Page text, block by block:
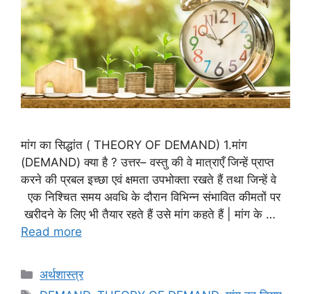
मांग का सिद्धांत ( THEORY OF DEMAND) 1.मांग
(DEMAND) क्या है ? उत्तर– वस्तु की वे मात्राएँ जिन्हें प्राप्त
करने की प्रबल इच्छा एवं क्षमता उपभोक्ता रखते हैं तथा जिन्हें वे
एक निश्चित समय अवधि के दौरान विभिन्न संभावित कीमतों पर
खरीदने के लिए भी तैयार रहते हैं उसे मांग कहते हैं | मांग के …
Read more
Categories
अर्थशास्त्र